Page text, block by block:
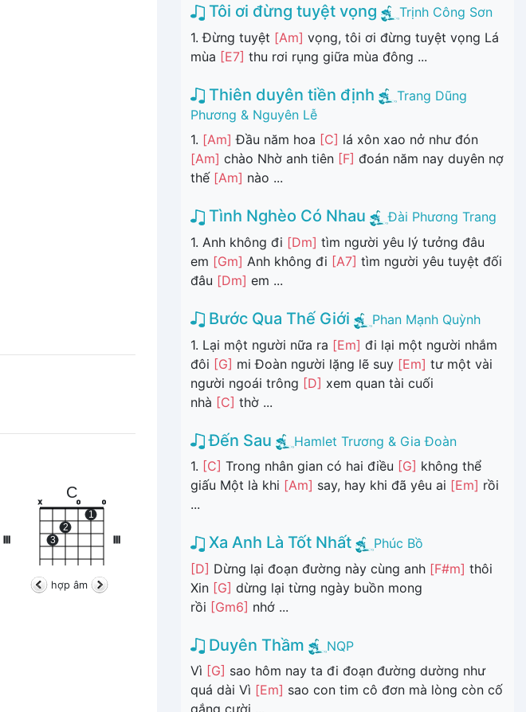
C
x
3
2
o
1
o
hợp âm
Tôi ơi đừng tuyệt vọng
Trịnh Công Sơn
1. Đừng tuyệt [Am] vọng, tôi ơi đừng tuyệt vọng Lá
mùa [E7] thu rơi rụng giữa mùa đông ...
Thiên duyên tiền định
Trang Dũng
Phương & Nguyên Lễ
1. [Am] Đầu năm hoa [C] lá xôn xao nở như đón
[Am] chào Nhờ anh tiên [F] đoán năm nay duyên nợ
thế [Am] nào ...
Tình Nghèo Có Nhau
Đài Phương Trang
1. Anh không đi [Dm] tìm người yêu lý tưởng đâu
em [Gm] Anh không đi [A7] tìm người yêu tuyệt đối
đâu [Dm] em ...
Bước Qua Thế Giới
Phan Mạnh Quỳnh
1. Lại một người nữa ra [Em] đi lại một người nhắm
đôi [G] mi Đoàn người lặng lẽ suy [Em] tư một vài
người ngoái trông [D] xem quan tài cuối
nhà [C] thờ ...
Đến Sau
Hamlet Trương & Gia Đoàn
1. [C] Trong nhân gian có hai điều [G] không thể
giấu Một là khi [Am] say, hay khi đã yêu ai [Em] rồi
...
Xa Anh Là Tốt Nhất
Phúc Bồ
[D] Dừng lại đoạn đường này cùng anh [F#m] thôi
Xin [G] dừng lại từng ngày buồn mong
rồi [Gm6] nhớ ...
Duyên Thầm
NQP
Vì [G] sao hôm nay ta đi đoạn đường dường như
quá dài Vì [Em] sao con tim cô đơn mà lòng còn cố